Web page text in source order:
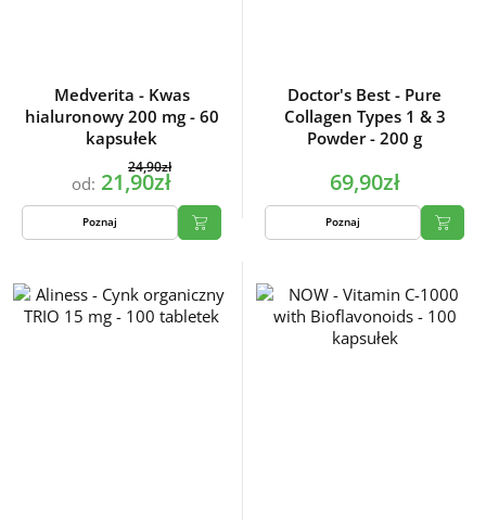
Medverita - Kwas
hialuronowy 200 mg - 60
kapsułek
od:
24,90zł
21,90zł
Poznaj
Doctor's Best - Pure
Collagen Types 1 & 3
Powder - 200 g
69,90zł
Poznaj